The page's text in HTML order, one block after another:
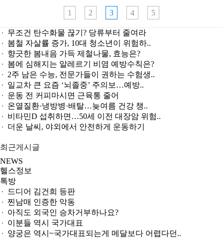
1 2 3 4 5
무조건 탄수화물 끊기? 당류부터 줄여라
봄철 자살률 증가, 10대 청소년이 위험하..
향긋한 봄내음 가득 제철나물, 효능은?
봄에 심해지는 알레르기 비염 예방수칙은?
2주 남은 수능, 전문가들이 권하는 수험생..
일교차 큰 요즘 ‘뇌졸중’ 주의보…예방..
운동 전 커피마시면 근육통 줄어
온열질환·냉방병·배탈…늦여름 건강 챙..
비타민D 섭취하면…50세 이전 대장암 위험..
더운 날씨, 야외에서 안전하게 운동하기
최근게시글
NEWS
헬스정보
톡방
GS25, 하이트진로와 손잡고 ‘갓생폭탄맥주’ 선..
무조건 탄수화물 끊기? 당류부터 줄여라
운동 어려울때 다이어트 도움되는 음식 5
컬럼비아, 자연 분해되는 ‘지구의 날 티셔츠’ ..
ITZY 류진, 동해안 산불 피해 성금 5000만원 기..